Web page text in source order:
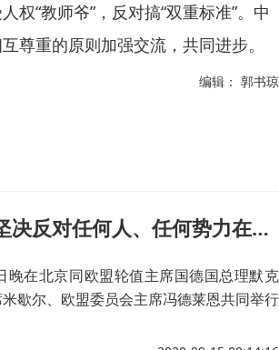
权“教师爷”，反对搞“双重标准”。中
尊重的原则加强交流，共同进步。
编辑： 郭书琼
习近平：中方坚决反对任何人、任何势力在中国制造不稳定、分裂和动乱
晚在北京同欧盟轮值主席国德国总理默克
歇尔、欧盟委员会主席冯德莱恩共同举行